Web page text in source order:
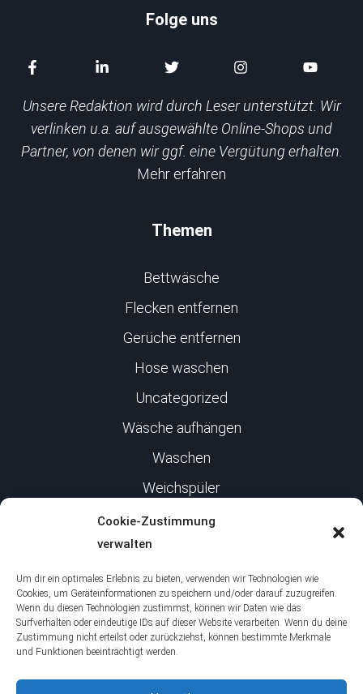
Cookie-Zustimmung
verwalten
Um dir ein optimales Erlebnis zu bieten, verwenden wir Technologien wie
Cookies, um Geräteinformationen zu speichern und/oder darauf zuzugreifen.
Wenn du diesen Technologien zustimmst, können wir Daten wie das
Surfverhalten oder eindeutige IDs auf dieser Website verarbeiten. Wenn du deine
Zustimmung nicht erteilst oder zurückziehst, können bestimmte Merkmale
und Funktionen beeinträchtigt werden.
Folge uns
Unsere Redaktion wird durch Leser unterstützt. Wir
verlinken u.a. auf ausgewählte Online-Shops und
Partner, von denen wir ggf. eine Vergütung erhalten.
Mehr erfahren
Themen
Bettwäsche
Flecken entfernen
Gerüche entfernen
Hose waschen
Uncategorized
Wäsche aufhängen
Waschen
Weichspüler
Impressum
Datenschutz